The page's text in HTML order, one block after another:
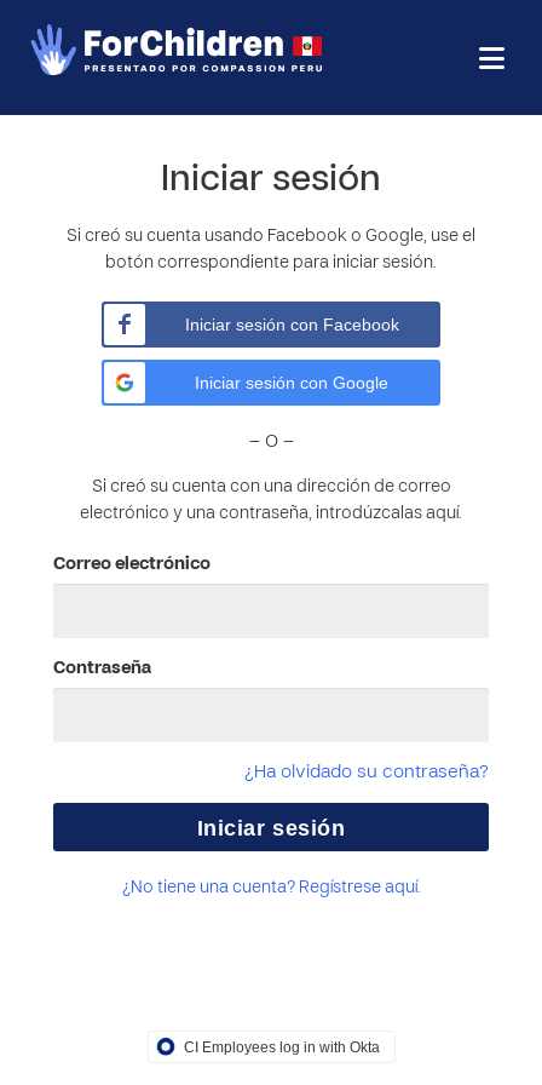
Iniciar sesión
Si creó su cuenta usando Facebook o Google, use el
botón correspondiente para iniciar sesión.
Iniciar sesión con Facebook
Iniciar sesión con Google
– O –
Si creó su cuenta con una dirección de correo
electrónico y una contraseña, introdúzcalas aquí.
Correo electrónico
Contraseña
¿Ha olvidado su contraseña?
¿No tiene una cuenta? Regístrese aquí.
CI Employees log in with Okta